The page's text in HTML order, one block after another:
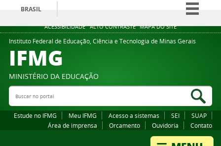
ACESSIBILIDADE ALTO CONTRASTE MAPA DO SITE
BRASIL
Simplifique!
Comunica BR
Legislação
Instituto Federal de Educação, Ciência e Tecnologia de Minas Gerais
IFMG
MINISTÉRIO DA EDUCAÇÃO
Buscar no portal
Estude no IFMG Meu IFMG Acesso a sistemas SEI
SUAP
Área de imprensa
Orcamento Ouvidoria Contato